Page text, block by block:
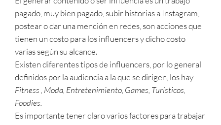
pagado, muy bien pagado, subir historias a Instagram,
postear o dar una mención en redes, son acciones que
tienen un costo para los influencers y dicho costo
varias según su alcance.
Existen diferentes tipos de influencers, por lo general
definidos por la audiencia a la que se dirigen, los hay
Fitness , Moda, Entretenimiento, Games, Turísticos,
Foodies.
Es importante tener claro varios factores para trabajar